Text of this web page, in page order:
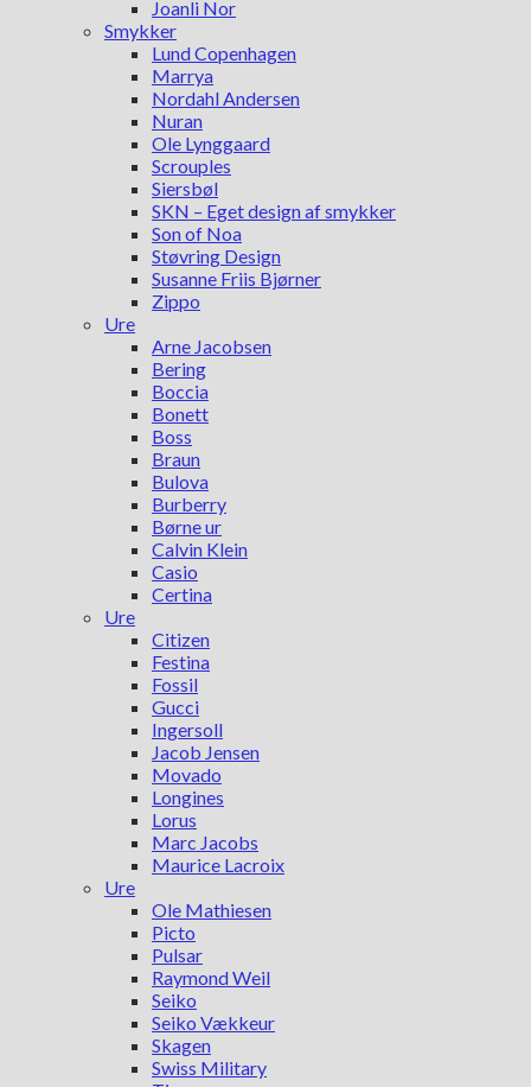
Joanli Nor
Smykker
Lund Copenhagen
Marrya
Nordahl Andersen
Nuran
Ole Lynggaard
Scrouples
Siersbøl
SKN – Eget design af smykker
Son of Noa
Støvring Design
Susanne Friis Bjørner
Zippo
Ure
Arne Jacobsen
Bering
Boccia
Bonett
Boss
Braun
Bulova
Burberry
Børne ur
Calvin Klein
Casio
Certina
Ure
Citizen
Festina
Fossil
Gucci
Ingersoll
Jacob Jensen
Movado
Longines
Lorus
Marc Jacobs
Maurice Lacroix
Ure
Ole Mathiesen
Picto
Pulsar
Raymond Weil
Seiko
Seiko Vækkeur
Skagen
Swiss Military